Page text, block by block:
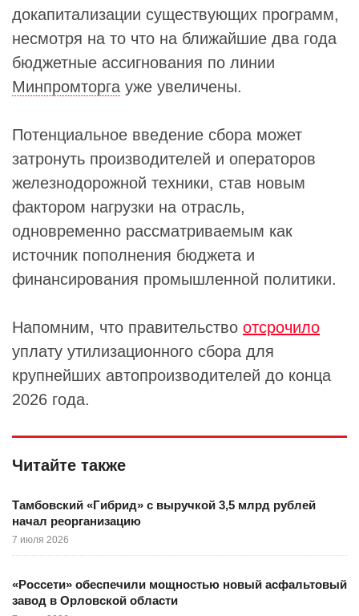
докапитализации существующих программ,
несмотря на то что на ближайшие два года
бюджетные ассигнования по линии
Минпромторга уже увеличены.
Потенциальное введение сбора может
затронуть производителей и операторов
железнодорожной техники, став новым
фактором нагрузки на отрасль,
одновременно рассматриваемым как
источник пополнения бюджета и
финансирования промышленной политики.
Напомним, что правительство отсрочило
уплату утилизационного сбора для
крупнейших автопроизводителей до конца
2026 года.
Читайте также
Тамбовский «Гибрид» с выручкой 3,5 млрд рублей
начал реорганизацию
7 июля 2026
«Россети» обеспечили мощностью новый асфальтовый
завод в Орловской области